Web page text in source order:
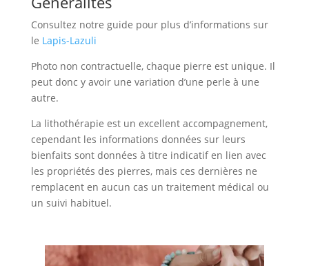
Consultez notre guide pour plus d’informations sur
le Lapis-Lazuli
Photo non contractuelle, chaque pierre est unique. Il
peut donc y avoir une variation d’une perle à une
autre.
La lithothérapie est un excellent accompagnement,
cependant les informations données sur leurs
bienfaits sont données à titre indicatif en lien avec
les propriétés des pierres, mais ces dernières ne
remplacent en aucun cas un traitement médical ou
un suivi habituel.